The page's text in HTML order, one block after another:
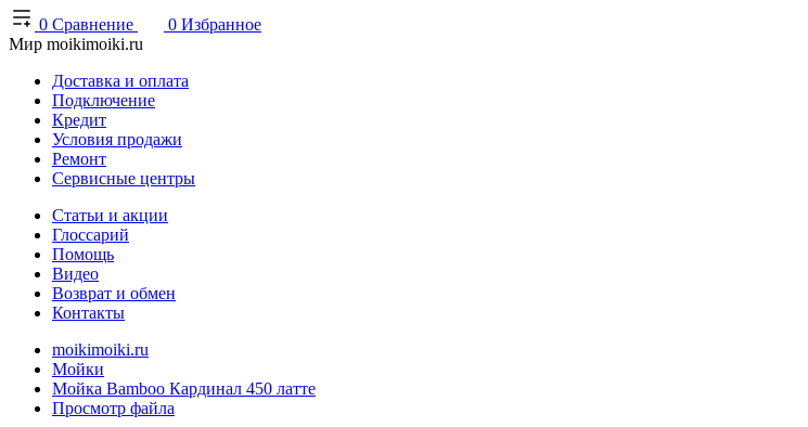
0 Сравнение 0 Избранное
Мир moikimoiki.ru
Доставка и оплата
Подключение
Кредит
Условия продажи
Ремонт
Сервисные центры
Статьи и акции
Глоссарий
Помощь
Видео
Возврат и обмен
Контакты
moikimoiki.ru
Мойки
Мойка Bamboo Кардинал 450 латте
Просмотр файла